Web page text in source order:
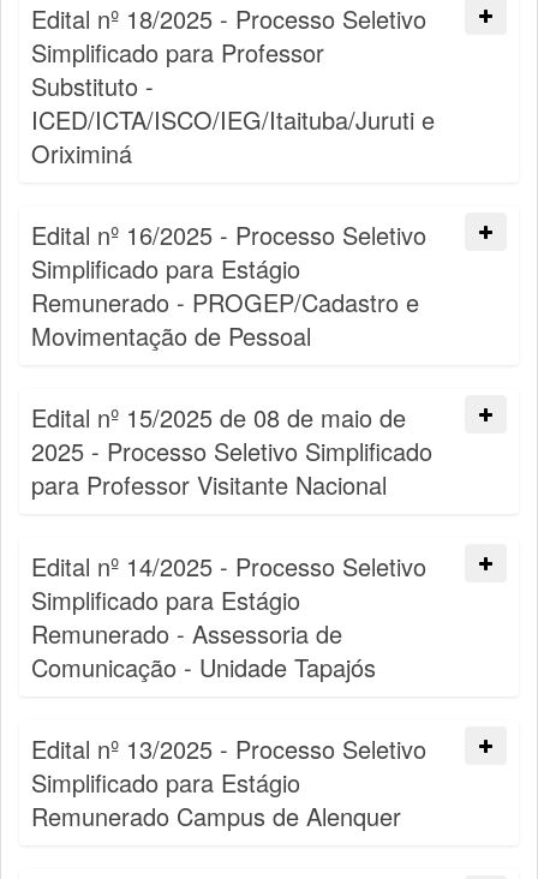
Edital nº 18/2025 - Processo Seletivo
Simplificado para Professor
Substituto -
ICED/ICTA/ISCO/IEG/Itaituba/Juruti e
Oriximiná
Edital nº 16/2025 - Processo Seletivo
Simplificado para Estágio
Remunerado - PROGEP/Cadastro e
Movimentação de Pessoal
Edital nº 15/2025 de 08 de maio de
2025 - Processo Seletivo Simplificado
para Professor Visitante Nacional
Edital nº 14/2025 - Processo Seletivo
Simplificado para Estágio
Remunerado - Assessoria de
Comunicação - Unidade Tapajós
Edital nº 13/2025 - Processo Seletivo
Simplificado para Estágio
Remunerado Campus de Alenquer